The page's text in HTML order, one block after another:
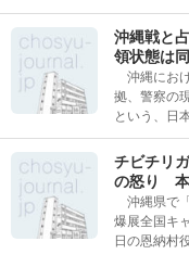
沖縄戦と
領状態は
沖縄にお
拠、警察の
という、日
チビチリ
の怒り 本
沖縄県で
爆展全国キ
日の恩納村